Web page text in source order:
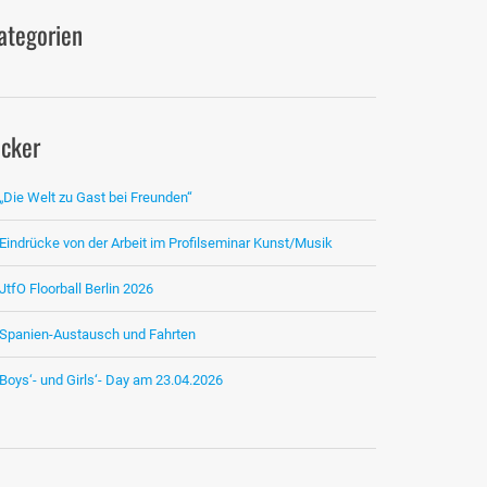
„Die Welt zu Gast bei Freunden“
Eindrücke von der Arbeit im Profilseminar Kunst/Musik
JtfO Floorball Berlin 2026
Spanien-Austausch und Fahrten
Boys‘- und Girls‘- Day am 23.04.2026